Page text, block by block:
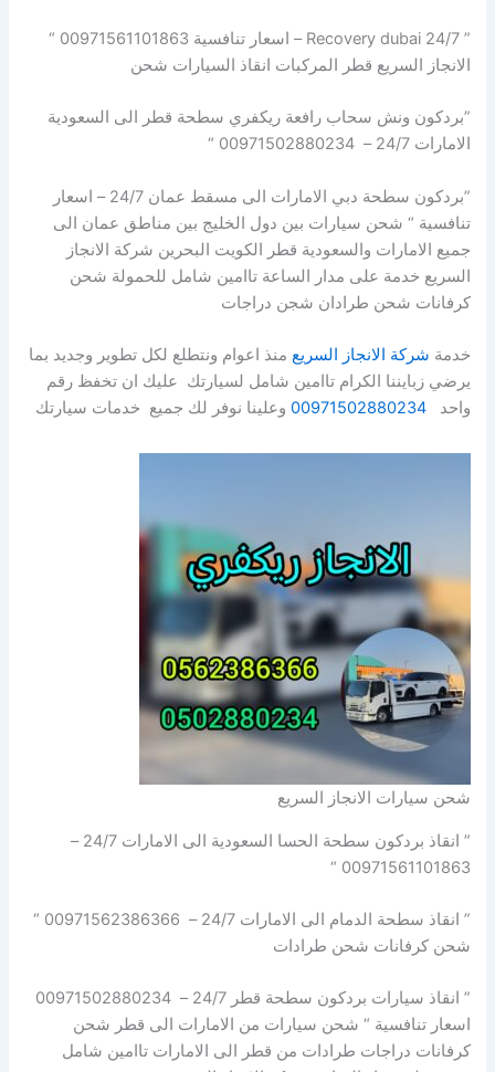
” Recovery dubai 24/7 – اسعار تنافسية 00971561101863 “
الانجاز السريع قطر المركبات انقاذ السيارات شحن
”بردكون ونش سحاب رافعة ريكفري سطحة قطر الى السعودية
الامارات 24/7 – 00971502880234 “
”بردكون سطحة دبي الامارات الى مسقط عمان 24/7 – اسعار
تنافسية “ شحن سيارات بين دول الخليج بين مناطق عمان الى
جميع الامارات والسعودية قطر الكويت البحرين شركة الانجاز
السريع خدمة على مدار الساعة تاامين شامل للحمولة شحن
كرفانات شحن طرادان شجن دراجات
خدمة شركة الانجاز السريع منذ اعوام ونتطلع لكل تطوير وجديد بما
يرضي زبايننا الكرام تاامين شامل لسيارتك عليك ان تخفظ رقم
واحد00971502880234 وعلينا نوفر لك جميع خدمات سيارتك
شحن سيارات الانجاز السريع
” انقاذ بردكون سطحة الحسا السعودية الى الامارات 24/7 –
00971561101863 “
” انقاذ سطحة الدمام الى الامارات 24/7 – 00971562386366 “
شحن كرفانات شحن طرادات
” انقاذ سيارات بردكون سطحة قطر 24/7 – 00971502880234
اسعار تنافسية “ شحن سيارات من الامارات الى قطر شحن
كرفانات دراجات طرادات من قطر الى الامارات تاامين شامل